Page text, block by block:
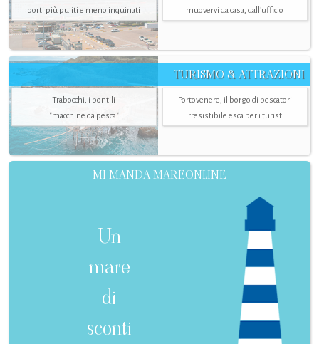
porti più puliti e meno inquinati
muovervi da casa, dall’ufficio
TURISMO & ATTRAZIONI
Trabocchi, i pontili
"macchine da pesca"
Portovenere, il borgo di pescatori
irresistibile esca per i turisti
MI MANDA MAREONLINE
Un
mare
di
sconti